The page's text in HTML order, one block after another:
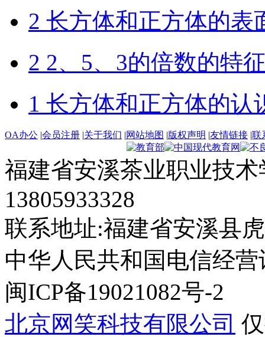
2 长方体和正方体的表
2 2、5、3的倍数的特
1 长方体和正方体的认
OA办公 |会员注册 |关于我们 |网站地图 |版权声明 |友情链接 |联
福建省安溪茶业职业技
13805933328
联系地址:福建省安溪县
中华人民共和国电信经营
闽ICP备19021082号-2
北京网笑科技有限公司